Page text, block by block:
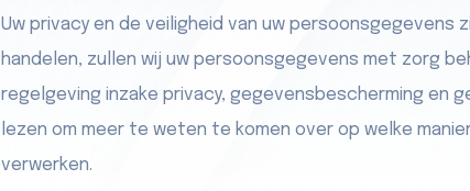
Uw privacy en de veiligheid van uw persoonsgegevens
handelen, zullen wij uw persoonsgegevens met zorg
regelgeving inzake privacy, gegevensbescherming en
lezen om meer te weten te komen over op welke
verwerken.